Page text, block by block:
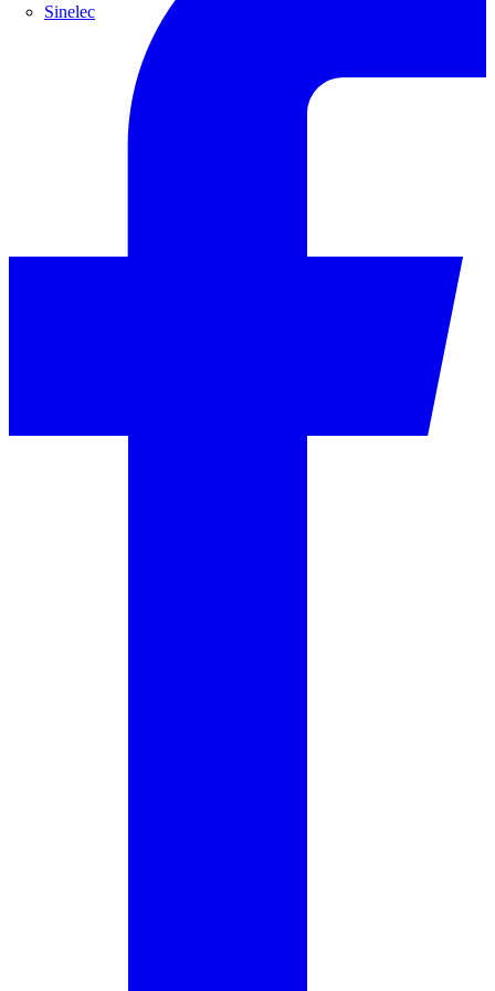
Sinelec